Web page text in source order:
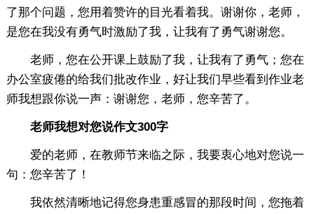
了那个问题，您用着赞许的目光看着我。谢谢你，老师，
是您在我没有勇气时激励了我，让我有了勇气谢谢您。
老师，您在公开课上鼓励了我，让我有了勇气；您在
办公室疲倦的给我们批改作业，好让我们早些看到作业老
师我想跟你说一声：谢谢您，老师，您辛苦了。
老师我想对您说作文300字
爱的老师，在教师节来临之际，我要衷心地对您说一
句：您辛苦了！
我依然清晰地记得您身患重感冒的那段时间，您拖着